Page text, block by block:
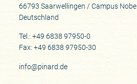
66793 Saarwellingen / Campus Nobel
Deutschland
Tel.: +49 6838 97950-0
Fax: +49 6838 97950-30
info@pinard.de